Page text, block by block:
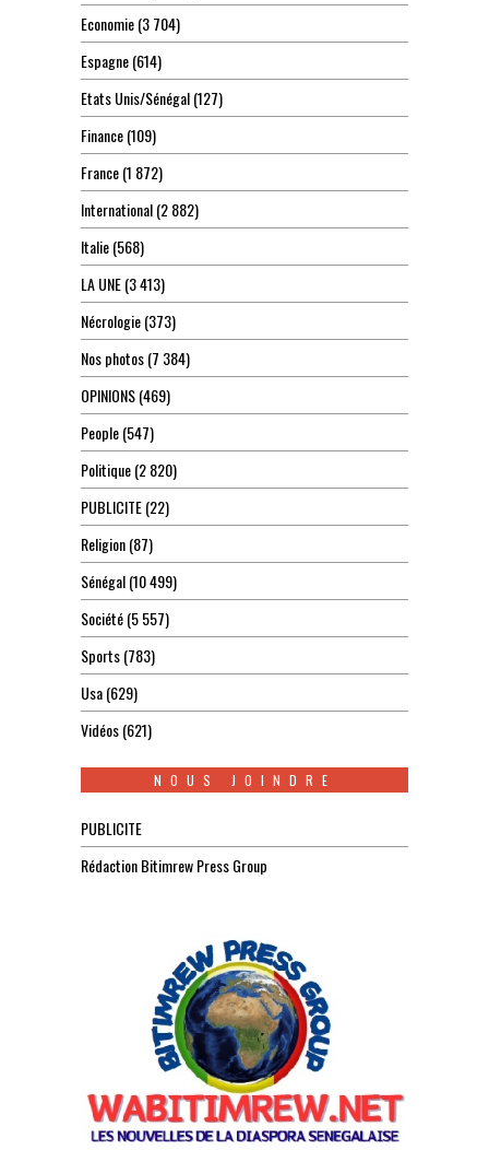
Economie(3 704)
Espagne(614)
Etats Unis/Sénégal(127)
Finance(109)
France(1 872)
International(2 882)
Italie(568)
LA UNE(3 413)
Nécrologie(373)
Nos photos(7 384)
OPINIONS(469)
People(547)
Politique(2 820)
PUBLICITE(22)
Religion(87)
Sénégal(10 499)
Société(5 557)
Sports(783)
Usa(629)
Vidéos(621)
NOUS JOINDRE
PUBLICITE
Rédaction Bitimrew Press Group